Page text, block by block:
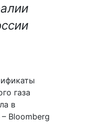
газа
в
Bloomberg